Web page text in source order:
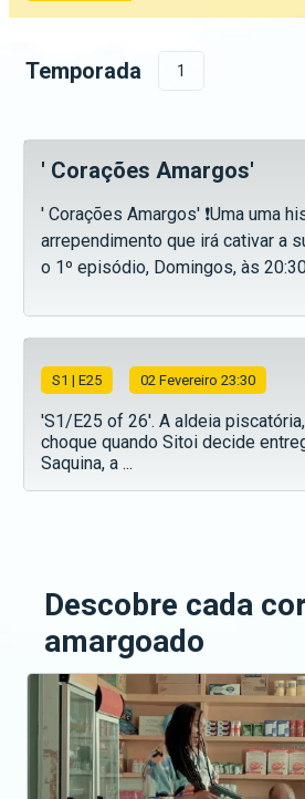
Temporada 1
' Corações Amargos'
' Corações Amargos' ❗️Uma uma
arrependimento que irá cativar a
o 1º episódio, Domingos, às
S1 | E25 02 Fevereiro 23:30
'S1/E25 of 26'. A aldeia
choque quando Sitoi decide
Saquina, a ...
Descobre cada
amargoado